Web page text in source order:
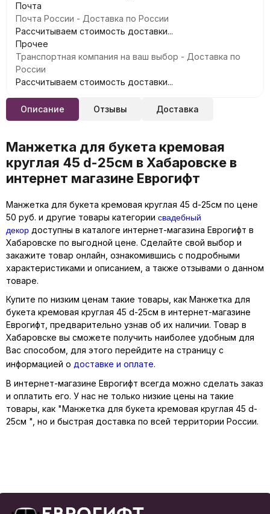
Почта
Почта России - Доставка по России
Рассчитываем стоимость доставки...
Прочее
Транспортная компания на ваш выбор - Доставка по
России
Рассчитываем стоимость доставки...
Описание Отзывы Доставка
Манжетка для букета кремовая
круглая 45 d-25см в Хабаровске в
интернет магазине Еврогифт
Манжетка для букета кремовая круглая 45 d-25см по цене
50 руб. и другие товары категории свадебный
декор доступны в каталоге интернет-магазина Еврогифт в
Хабаровске по выгодной цене. Сделайте свой выбор и
закажите товар онлайн, ознакомившись с подробными
характеристиками и описанием, а также отзывами о данном
товаре.
Купите по низким ценам такие товары, как Манжетка для
букета кремовая круглая 45 d-25см в интернет-магазине
Еврогифт, предварительно узнав об их наличии. Товар в
Хабаровске вы сможете получить наиболее удобным для
Вас способом, для этого перейдите на страницу с
информацией о доставке и оплате.
В интернет-магазине Еврогифт всегда можно сделать заказ
и оплатить его. У нас не только низкие цены на такие
товары, как "Манжетка для букета кремовая круглая 45 d-
25см ", но и быстрая доставка по всей территории России.